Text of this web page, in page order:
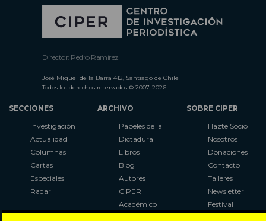
Director: Pedro Ramírez
José Miguel de la Barra 412, Santiago de Chile
Todos los derechos reservados © 2007-2026
SECCIONES
Investigación
Actualidad
Columnas
Cartas
Especiales
Radar
ARCHIVO
Papeles de la
Dictadura
Libros
Blog
Autores
CIPER
Académico
SOBRE CIPER
Hazte Socio
Nosotros
Donaciones
Contacto
Talleres
Newsletter
Festival